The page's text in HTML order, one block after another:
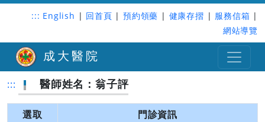
::: English | 回首頁 | 預約領藥 | 健康存摺 | 服務信箱 |
網站導覽
成大醫院
::: 醫師姓名：翁子評
選取
門診資訊